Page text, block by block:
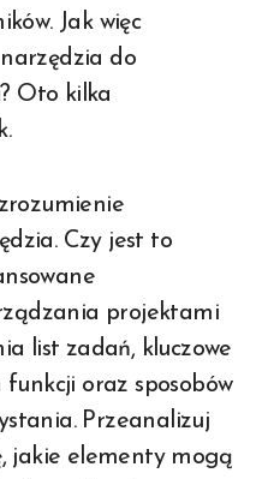
Jak więc
do
Oto kilka
Czy jest to
projektami
list zadań, kluczowe
funkcji oraz sposobów
Przeanalizuj
jakie elementy mogą